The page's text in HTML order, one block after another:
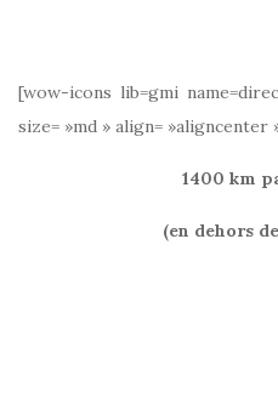
[wow-icons lib=gmi
size= »md » align= »aligncenter
1400 km
(en dehors